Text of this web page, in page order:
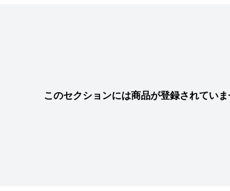
このセクションには商品が登録されてい